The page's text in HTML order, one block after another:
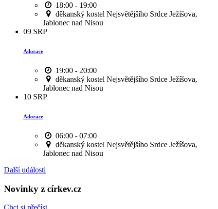
18:00 - 19:00
děkanský kostel Nejsvětějšího Srdce Ježíšova,
Jablonec nad Nisou
09 SRP
Adorace
19:00 - 20:00
děkanský kostel Nejsvětějšího Srdce Ježíšova,
Jablonec nad Nisou
10 SRP
Adorace
06:00 - 07:00
děkanský kostel Nejsvětějšího Srdce Ježíšova,
Jablonec nad Nisou
Další události
Novinky z církev.cz